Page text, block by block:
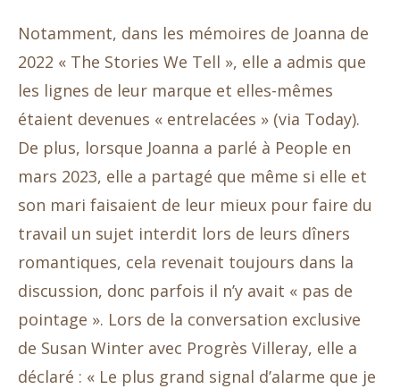
Notamment, dans les mémoires de Joanna de
2022 « The Stories We Tell », elle a admis que
les lignes de leur marque et elles-mêmes
étaient devenues « entrelacées » (via Today).
De plus, lorsque Joanna a parlé à People en
mars 2023, elle a partagé que même si elle et
son mari faisaient de leur mieux pour faire du
travail un sujet interdit lors de leurs dîners
romantiques, cela revenait toujours dans la
discussion, donc parfois il n’y avait « pas de
pointage ». Lors de la conversation exclusive
de Susan Winter avec Progrès Villeray, elle a
déclaré : « Le plus grand signal d’alarme que je